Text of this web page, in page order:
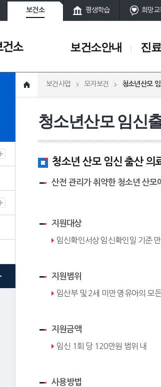
보건소 평생학습 희망교
보건소안내 진료
의료기관·약국 개설
보건사업 모자보건 청소년산모
청소년산모 임신
청소년 산모 임신 출산 의
산전 관리가 취약한 청소년 산모
지원대상
임신확인서상 임신확인일 기준
지원범위
임산부 및 2세 미만 영유아의 모
지원금액
임신 1회 당 120만원 범위 내
사용방법